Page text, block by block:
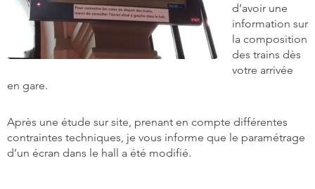
d’avoir une
information sur
la composition
des trains dès
votre arrivée
en gare.
Après une étude sur site, prenant en compte différentes
contraintes techniques, je vous informe que le paramétrage
d’un écran dans le hall a été modifié.